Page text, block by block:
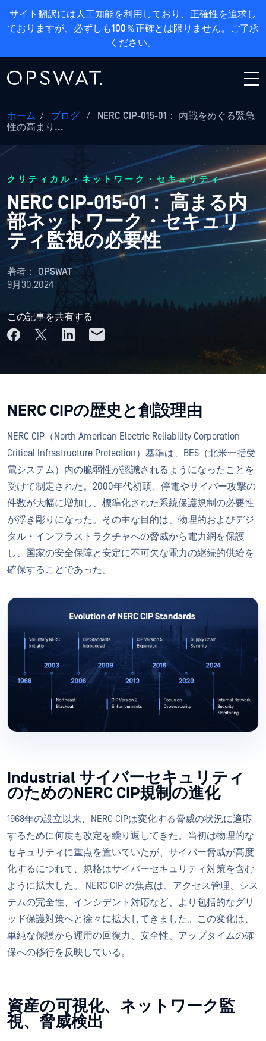
サイト翻訳には人工知能を利用しており、正確性を追求し
ておりますが、必ずしも100％正確とは限りません。ご了承
ください。
ホーム / ブログ /
NERC CIP-015-01： 内戦をめぐる緊急
性の高まり...
クリティカル・ネットワーク・セキュリティ
NERC CIP-015-01： 高まる内
部ネットワーク・セキュリ
ティ監視の必要性
著者： OPSWAT
9月30,2024
この記事を共有する
NERC CIPの歴史と創設理由
NERC CIP（North American Electric Reliability Corporation
Critical Infrastructure Protection）基準は、BES（北米一括受
電システム）内の脆弱性が認識されるようになったことを
受けて制定された。2000年代初頭、停電やサイバー攻撃の
件数が大幅に増加し、標準化された系統保護規制の必要性
が浮き彫りになった。その主な目的は、物理的およびデジ
タル・インフラストラクチャへの脅威から電力網を保護
し、国家の安全保障と安定に不可欠な電力の継続的供給を
確保することであった。
Industrial サイバーセキュリティ
のためのNERC CIP規制の進化
1968年の設立以来、NERC CIPは変化する脅威の状況に適応
するために何度も改定を繰り返してきた。当初は物理的な
セキュリティに重点を置いていたが、サイバー脅威が高度
化するにつれて、規格はサイバーセキュリティ対策を含む
ように拡大した。 NERC CIP の焦点は、アクセス管理、シス
テムの完全性、インシデント対応など、より包括的なグリ
ッド保護対策へと徐々に拡大してきました。この変化は、
単純な保護から運用の回復力、安全性、アップタイムの確
保への移行を反映している。
資産の可視化、ネットワーク監
視、脅威検出